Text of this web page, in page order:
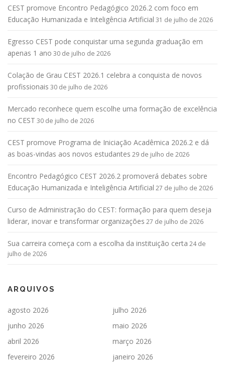
CEST promove Encontro Pedagógico 2026.2 com foco em
Educação Humanizada e Inteligência Artificial 31 de julho de 2026
Egresso CEST pode conquistar uma segunda graduação em
apenas 1 ano 30 de julho de 2026
Colação de Grau CEST 2026.1 celebra a conquista de novos
profissionais 30 de julho de 2026
Mercado reconhece quem escolhe uma formação de excelência
no CEST 30 de julho de 2026
CEST promove Programa de Iniciação Acadêmica 2026.2 e dá
as boas-vindas aos novos estudantes 29 de julho de 2026
Encontro Pedagógico CEST 2026.2 promoverá debates sobre
Educação Humanizada e Inteligência Artificial 27 de julho de 2026
Curso de Administração do CEST: formação para quem deseja
liderar, inovar e transformar organizações 27 de julho de 2026
Sua carreira começa com a escolha da instituição certa 24 de
julho de 2026
ARQUIVOS
agosto 2026
julho 2026
junho 2026
maio 2026
abril 2026
março 2026
fevereiro 2026
janeiro 2026